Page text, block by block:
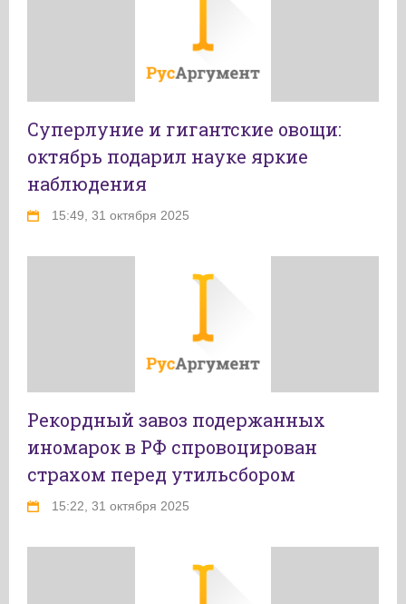
Суперлуние и гигантские овощи:
октябрь подарил науке яркие
наблюдения
15:49, 31 октября 2025
Рекордный завоз подержанных
иномарок в РФ спровоцирован
страхом перед утильсбором
15:22, 31 октября 2025